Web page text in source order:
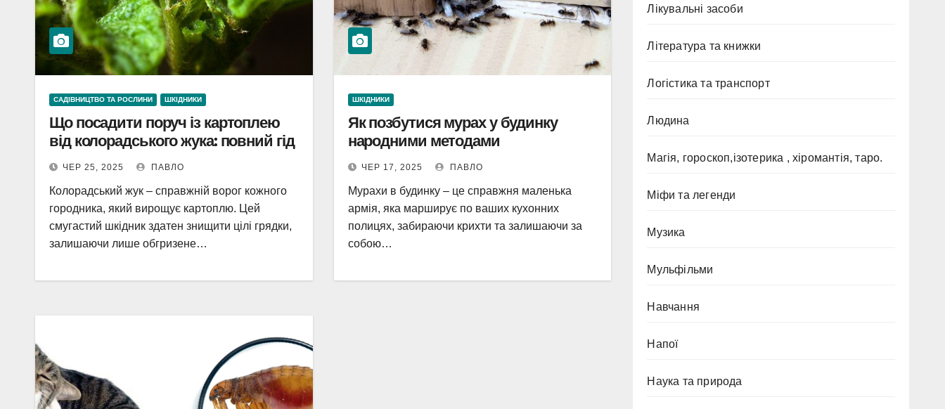
САДІВНИЦТВО ТА РОСЛИНИ ШКІДНИКИ
Що посадити поруч із картоплею
від колорадського жука: повний гід
ЧЕР 25, 2025 ПАВЛО
Колорадський жук – справжній ворог кожного
городника, який вирощує картоплю. Цей
смугастий шкідник здатен знищити цілі грядки,
залишаючи лише обгризене…
ШКІДНИКИ
Як позбутися мурах у будинку
народними методами
ЧЕР 17, 2025 ПАВЛО
Мурахи в будинку – це справжня маленька
армія, яка марширує по ваших кухонних
полицях, забираючи крихти та залишаючи за
собою…
Лікувальні засоби
Література та книжки
Логістика та транспорт
Людина
Магія, гороскоп,ізотерика , хіромантія, таро.
Міфи та легенди
Музика
Мульфільми
Навчання
Напої
Наука та природа